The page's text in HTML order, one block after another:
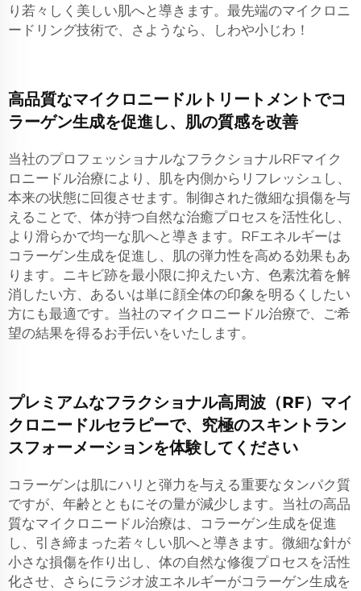
り若々しく美しい肌へと導きます。最先端のマイクロニ
ードリング技術で、さようなら、しわや小じわ！
高品質なマイクロニードルトリートメントでコ
ラーゲン生成を促進し、肌の質感を改善
当社のプロフェッショナルなフラクショナルRFマイク
ロニードル治療により、肌を内側からリフレッシュし、
本来の状態に回復させます。制御された微細な損傷を与
えることで、体が持つ自然な治癒プロセスを活性化し、
より滑らかで均一な肌へと導きます。RFエネルギーは
コラーゲン生成を促進し、肌の弾力性を高める効果もあ
ります。ニキビ跡を最小限に抑えたい方、色素沈着を解
消したい方、あるいは単に顔全体の印象を明るくしたい
方にも最適です。当社のマイクロニードル治療で、ご希
望の結果を得るお手伝いをいたします。
プレミアムなフラクショナル高周波（RF）マイ
クロニードルセラピーで、究極のスキントラン
スフォーメーションを体験してください
コラーゲンは肌にハリと弾力を与える重要なタンパク質
ですが、年齢とともにその量が減少します。当社の高品
質なマイクロニードル治療は、コラーゲン生成を促進
し、引き締まった若々しい肌へと導きます。微細な針が
小さな損傷を作り出し、体の自然な修復プロセスを活性
化させ、さらにラジオ波エネルギーがコラーゲン生成を